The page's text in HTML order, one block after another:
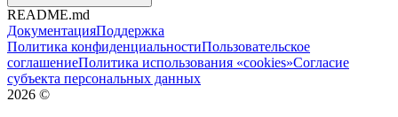
README.md
ДокументацияПоддержка
Политика конфиденциальностиПользовательское
соглашениеПолитика использования «cookies»Согласие
субъекта персональных данных
2026 ©